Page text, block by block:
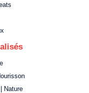
Nature